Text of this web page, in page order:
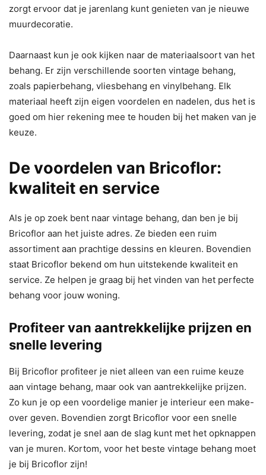
zorgt ervoor dat je jarenlang kunt genieten van je nieuwe
muurdecoratie.
Daarnaast kun je ook kijken naar de materiaalsoort van het
behang. Er zijn verschillende soorten vintage behang,
zoals papierbehang, vliesbehang en vinylbehang. Elk
materiaal heeft zijn eigen voordelen en nadelen, dus het is
goed om hier rekening mee te houden bij het maken van je
keuze.
De voordelen van Bricoflor:
kwaliteit en service
Als je op zoek bent naar vintage behang, dan ben je bij
Bricoflor aan het juiste adres. Ze bieden een ruim
assortiment aan prachtige dessins en kleuren. Bovendien
staat Bricoflor bekend om hun uitstekende kwaliteit en
service. Ze helpen je graag bij het vinden van het perfecte
behang voor jouw woning.
Profiteer van aantrekkelijke prijzen en
snelle levering
Bij Bricoflor profiteer je niet alleen van een ruime keuze
aan vintage behang, maar ook van aantrekkelijke prijzen.
Zo kun je op een voordelige manier je interieur een make-
over geven. Bovendien zorgt Bricoflor voor een snelle
levering, zodat je snel aan de slag kunt met het opknappen
van je muren. Kortom, voor het beste vintage behang moet
je bij Bricoflor zijn!